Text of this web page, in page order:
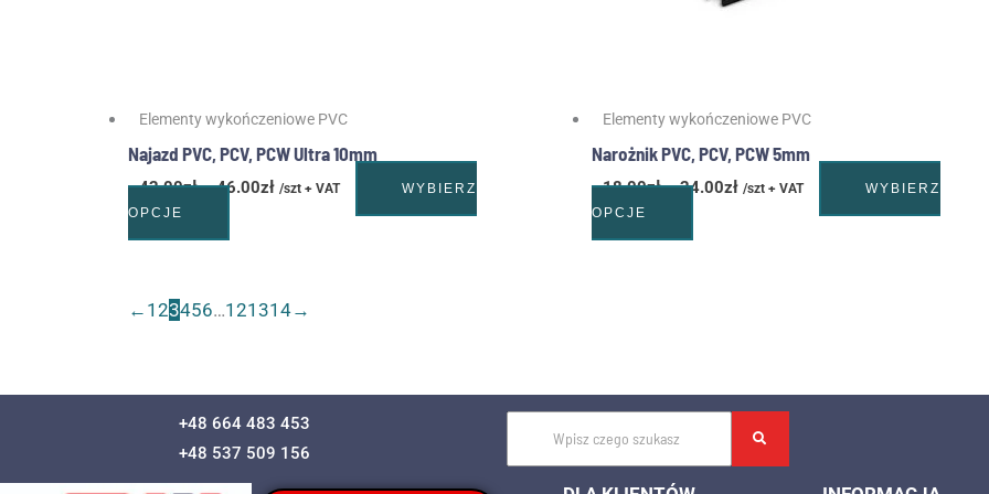
Elementy wykończeniowe PVC
Najazd PVC, PCV, PCW Ultra 10mm
42.00zł – 46.00zł /szt + VAT
WYBIERZ
OPCJE
Elementy wykończeniowe PVC
Narożnik PVC, PCV, PCW 5mm
18.00zł – 24.00zł /szt + VAT
WYBIERZ
OPCJE
produktu
← 1 23456…121314→
+48 664 483 453
+48 537 509 156